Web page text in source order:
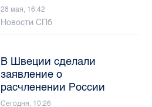
28 мая, 16:42
Новости СПб
В Швеции сделали
заявление о
расчленении России
Сегодня, 10:26